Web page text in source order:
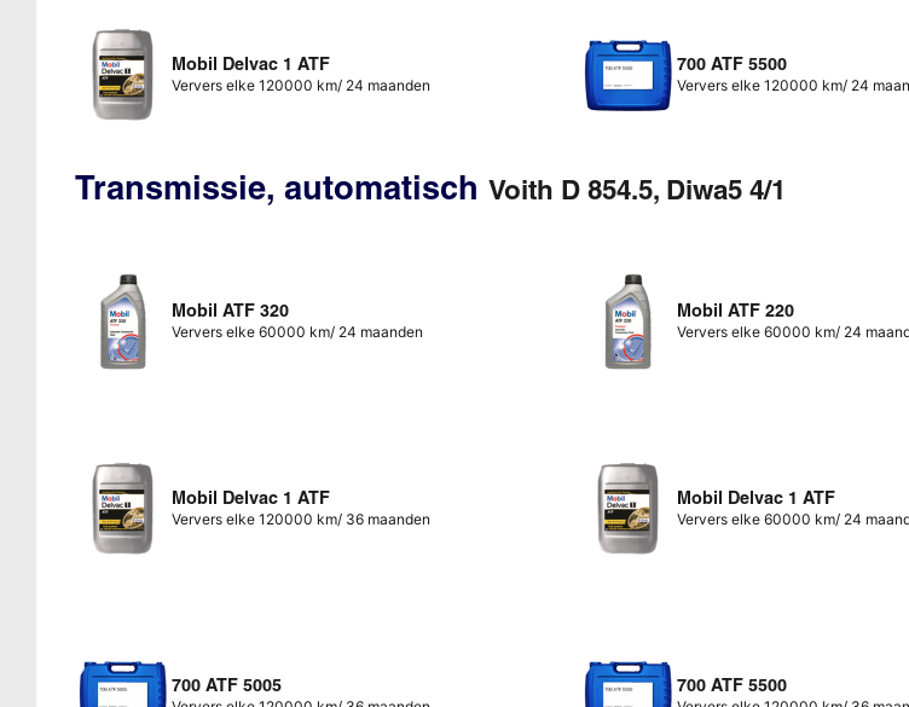
Mobil Delvac 1 ATF
Ververs elke 120000 km/ 24 maanden
700 ATF 5500
Ververs elke 120000 km/ 24
Transmissie, automatisch Voith D 854.5, Diwa5 4/1
Mobil ATF 320
Ververs elke 60000 km/ 24 maanden
Mobil ATF 220
Ververs elke 60000 km/ 24
Mobil Delvac 1 ATF
Ververs elke 120000 km/ 36 maanden
Mobil Delvac 1 ATF
Ververs elke 60000 km/ 24
700 ATF 5005 700 ATF 5500